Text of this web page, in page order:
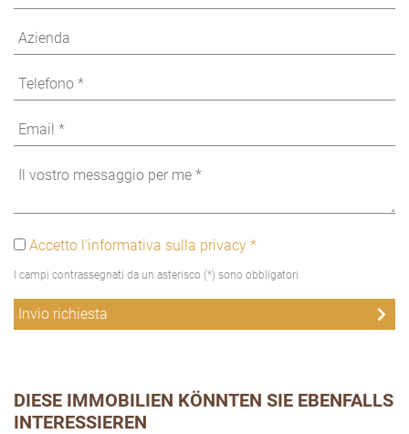
Accetto l'informativa sulla privacy *
I campi contrassegnati da un asterisco (*) sono obbligatori
DIESE IMMOBILIEN KÖNNTEN SIE EBENFALLS
INTERESSIEREN